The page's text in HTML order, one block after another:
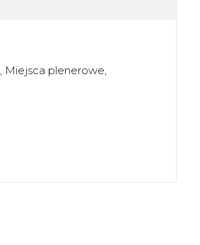
Miejsca plenerowe